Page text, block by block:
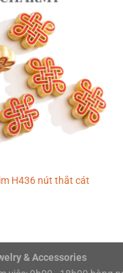
H436 nút thắt cát
& Accessories